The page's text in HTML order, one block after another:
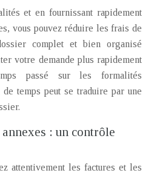
et en fournissant rapidement
vous pouvez réduire les frais de
complet et bien organisé
votre demande plus rapidement
passé sur les formalités
temps peut se traduire par une
: un contrôle
attentivement les factures et les